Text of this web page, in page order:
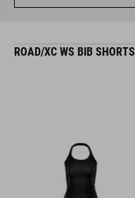
ROAD/XC WS BIB SHORTS